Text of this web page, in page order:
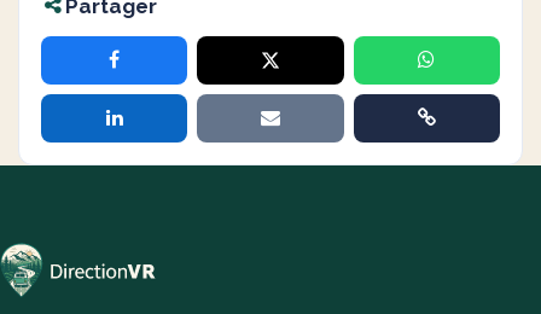
Partager